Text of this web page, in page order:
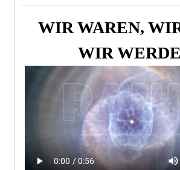
WIR WAREN,
WIR